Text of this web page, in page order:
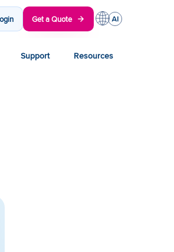
Get a Quote
Support Resources